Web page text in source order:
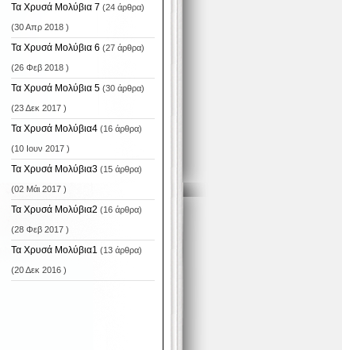
Τα Χρυσά Μολύβια 7 (24 άρθρα)
(30 Απρ 2018 )
Τα Χρυσά Μολύβια 6 (27 άρθρα)
(26 Φεβ 2018 )
Τα Χρυσά Μολύβια 5(30 άρθρα)
(23 Δεκ 2017 )
Τα Χρυσά Μολύβια4(16 άρθρα)
(10 Ιουν 2017 )
Τα Χρυσά Μολύβια3(15 άρθρα)
(02 Μάι 2017 )
Τα Χρυσά Μολύβια2 (16 άρθρα)
(28 Φεβ 2017 )
Τα Χρυσά Μολύβια1 (13 άρθρα)
(20 Δεκ 2016 )